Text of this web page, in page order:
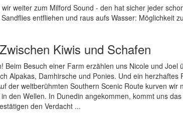
weiter zum Milford Sound - den hat sicher jeder
entfliehen und raus aufs Wasser: Möglichkeit
Kiwis und Schafen
Beim Besuch einer Farm erzählen uns Nicole und Joel
Alpakas, Damhirsche und Ponies. Und ein herzhaftes
der weltberühmten Southern Scenic Route kurven wir
den Wellen. In Dunedin angekommen, kommt uns
den Verdacht ...